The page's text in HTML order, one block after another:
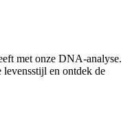
met onze DNA-analyse.
levensstijl en ontdek de